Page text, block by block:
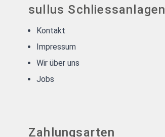
sullus Schliessanlagen
Kontakt
Impressum
Wir über uns
Jobs
Zahlungsarten